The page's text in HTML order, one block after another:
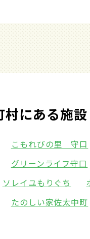
村にある施設
こもれびの里 守口
グリーンライフ守口
ソレイユもりぐち
たのしい家佐太中町